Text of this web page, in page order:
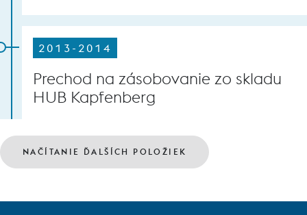
2013-2014
Prechod na zásobovanie zo skladu
HUB Kapfenberg
2014-2015
tepelného spracovania – nová
NAČÍTANIE ĎALŠÍCH POLOŽIEK